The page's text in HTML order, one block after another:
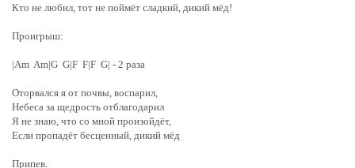
Кто не любил, тот не поймёт сладкий, дикий мёд!
Проигрыш:
|Am Am|G G|F F|F G| - 2 раза
Оторвался я от почвы, воспарил,
Небеса за щедрость отблагодарил
Я не знаю, что со мной произойдёт,
Если пропадёт бесценный, дикий мёд
Припев.